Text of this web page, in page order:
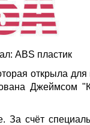
ABS пластик
открыла
Джеймсом
счёт